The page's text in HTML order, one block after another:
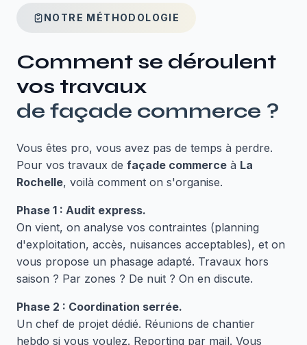
NOTRE MÉTHODOLOGIE
Comment se déroulent
vos travaux
de façade commerce ?
Vous êtes pro, vous avez pas de temps à perdre.
Pour vos travaux de façade commerce à La
Rochelle, voilà comment on s'organise.
Phase 1 : Audit express.
On vient, on analyse vos contraintes (planning
d'exploitation, accès, nuisances acceptables), et on
vous propose un phasage adapté. Travaux hors
saison ? Par zones ? De nuit ? On en discute.
Phase 2 : Coordination serrée.
Un chef de projet dédié. Réunions de chantier
hebdo si vous voulez. Reporting par mail. Vous